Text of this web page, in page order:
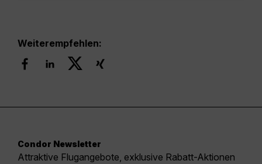
Weiterempfehlen:
Condor Newsletter
Attraktive Flugangebote, exklusive Rabatt-Aktionen